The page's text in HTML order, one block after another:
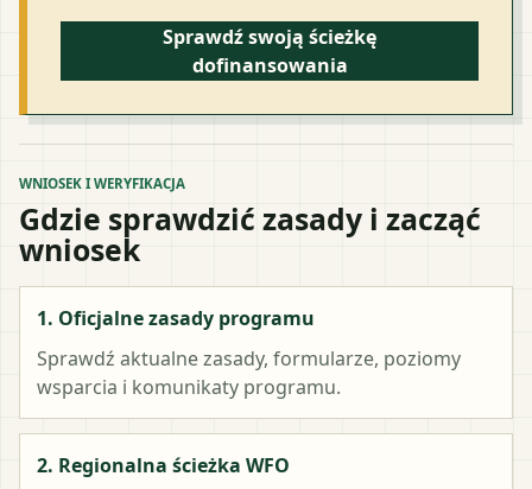
Sprawdź swoją ścieżkę
dofinansowania
WNIOSEK I WERYFIKACJA
Gdzie sprawdzić zasady i zacząć
wniosek
1. Oficjalne zasady programu
Sprawdź aktualne zasady, formularze, poziomy
wsparcia i komunikaty programu.
2. Regionalna ścieżka WFO